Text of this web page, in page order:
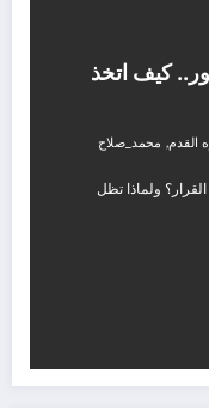
كيف اتخذ
القدم, محمد_صلاح
ولماذا تظل